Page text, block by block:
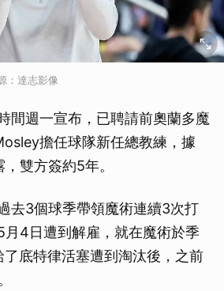
：達志影像
間週一宣布，已聘請前奧蘭多魔
擔任球隊新任總教練，據
雙方簽約5年。
去3個球季帶領魔術連續3次打
4日遭到解雇，就在魔術於季
底特律活塞遭到淘汰後，之前